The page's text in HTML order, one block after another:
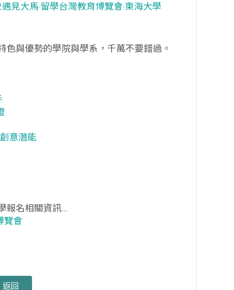
見大馬·留學台灣教育博覽會·東海大學
與優勢的學院與學系，千萬不要錯過。
意潛能
報名相關資訊…
覽會
返回